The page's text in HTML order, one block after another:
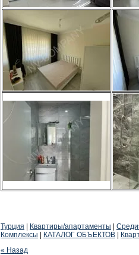
Турция Квартиры/апартаменты
Комплексы
КАТАЛОГ ОБЪЕКТОВ
« Назад